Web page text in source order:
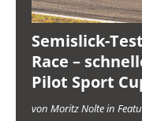
Semislick-
Race –
Pilot Sport
von Moritz Nolte in